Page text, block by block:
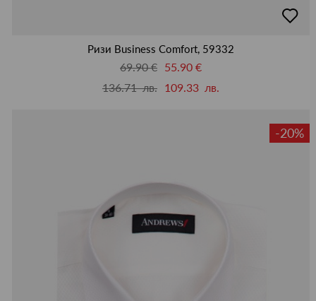
в
Ризи Business Comfort, 59332
69.90 € 55.90 €
136.71 лв. 109.33 лв.
-20%